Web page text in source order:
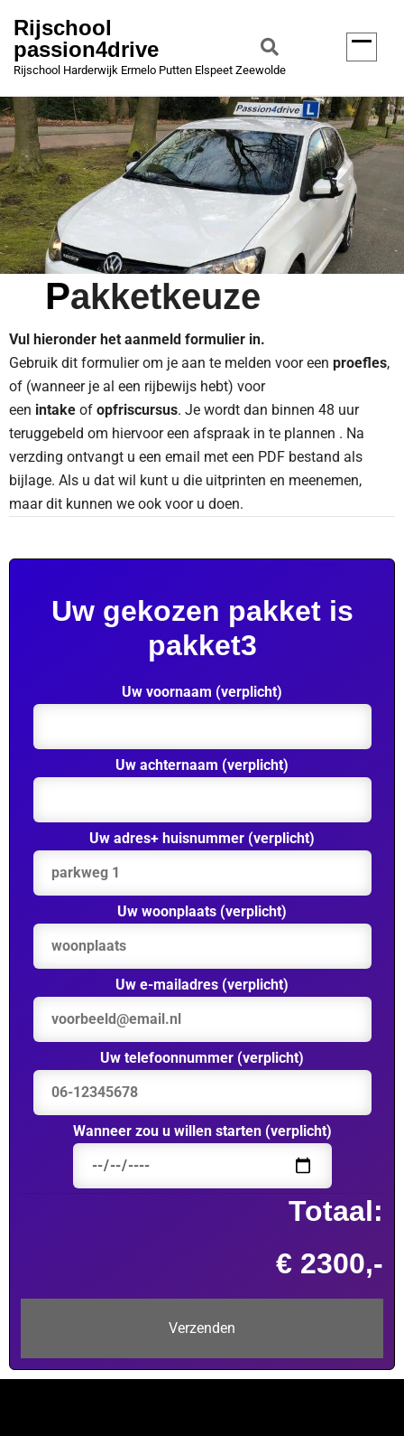
Rijschool
passion4drive
Rijschool Harderwijk Ermelo Putten Elspeet Zeewolde
Pakketkeuze
Vul hieronder het aanmeld formulier in.
Gebruik dit formulier om je aan te melden voor een proefles,
of (wanneer je al een rijbewijs hebt) voor
een intake of opfriscursus. Je wordt dan binnen 48 uur
teruggebeld om hiervoor een afspraak in te plannen . Na
verzding ontvangt u een email met een PDF bestand als
bijlage. Als u dat wil kunt u die uitprinten en meenemen,
maar dit kunnen we ook voor u doen.
Uw gekozen pakket is
pakket3
Uw voornaam (verplicht)
Uw achternaam (verplicht)
Uw adres+ huisnummer (verplicht)
Uw woonplaats (verplicht)
Uw e-mailadres (verplicht)
Uw telefoonnummer (verplicht)
Wanneer zou u willen starten (verplicht)
Totaal:
€ 2300,-